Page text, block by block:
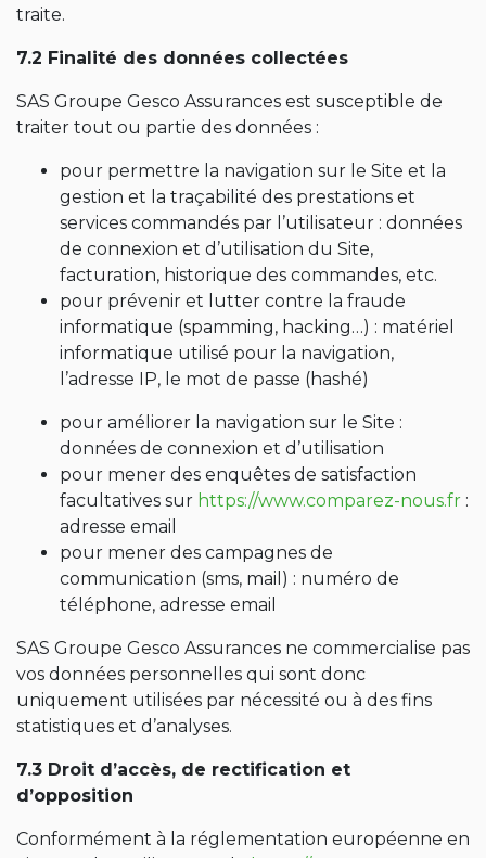
traite.
7.2 Finalité des données collectées
SAS Groupe Gesco Assurances est susceptible de
traiter tout ou partie des données :
pour permettre la navigation sur le Site et la
gestion et la traçabilité des prestations et
services commandés par l’utilisateur : données
de connexion et d’utilisation du Site,
facturation, historique des commandes, etc.
pour prévenir et lutter contre la fraude
informatique (spamming, hacking…) : matériel
informatique utilisé pour la navigation,
l’adresse IP, le mot de passe (hashé)
pour améliorer la navigation sur le Site :
données de connexion et d’utilisation
pour mener des enquêtes de satisfaction
facultatives sur https://www.comparez-nous.fr :
adresse email
pour mener des campagnes de
communication (sms, mail) : numéro de
téléphone, adresse email
SAS Groupe Gesco Assurances ne commercialise pas
vos données personnelles qui sont donc
uniquement utilisées par nécessité ou à des fins
statistiques et d’analyses.
7.3 Droit d’accès, de rectification et
d’opposition
Conformément à la réglementation européenne en